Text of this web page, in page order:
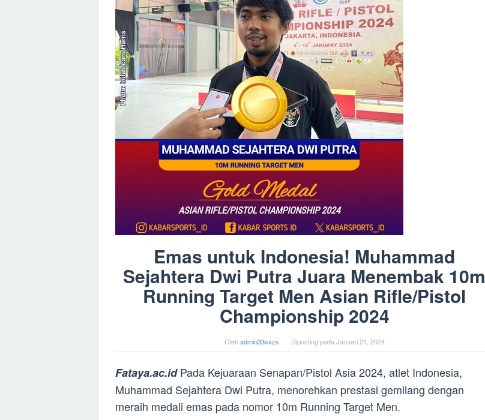
Emas untuk Indonesia! Muhammad
Sejahtera Dwi Putra Juara Menembak 10m
Running Target Men Asian Rifle/Pistol
Championship 2024
Olehadmin33sxzs Diposting pada Januari 21, 2024
Fataya.ac.idPada Kejuaraan Senapan/Pistol Asia 2024, atlet Indonesia,
Muhammad Sejahtera Dwi Putra, menorehkan prestasi gemilang dengan
meraih medali emas pada nomor 10m Running Target Men.